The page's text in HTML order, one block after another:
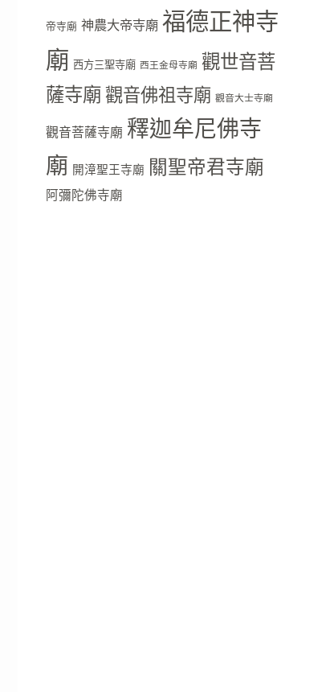
帝寺廟 神農大帝寺廟 福德正神寺
廟 西方三聖寺廟 西王金母寺廟 觀世音菩
薩寺廟觀音佛祖寺廟 觀音大士寺廟
觀音菩薩寺廟 釋迦牟尼佛寺
廟 開漳聖王寺廟 關聖帝君寺廟
阿彌陀佛寺廟